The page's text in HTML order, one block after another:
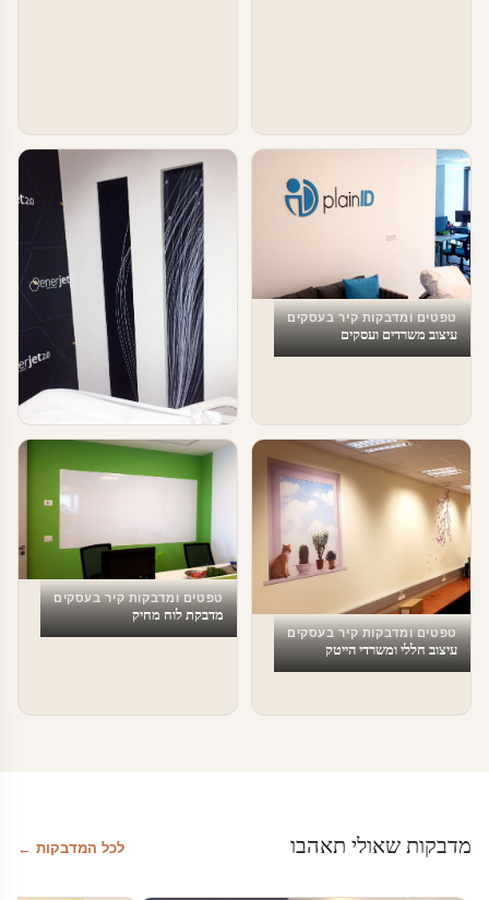
טפטים ומדבקות קיר בעסקים
עיצוב משרדים ועסקים
טפטים ומדבקות קיר בעסקים
עיצוב מספרה
טפטים ומדבקות קיר בעסקים
עיצוב חללי ומשרדי הייטק
טפטים ומדבקות קיר בעסקים
מדבקת לוח מחיק
מדבקות שאולי תאהבו לכל המדבקות ←